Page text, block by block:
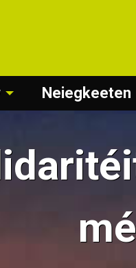
Neiegkeeten